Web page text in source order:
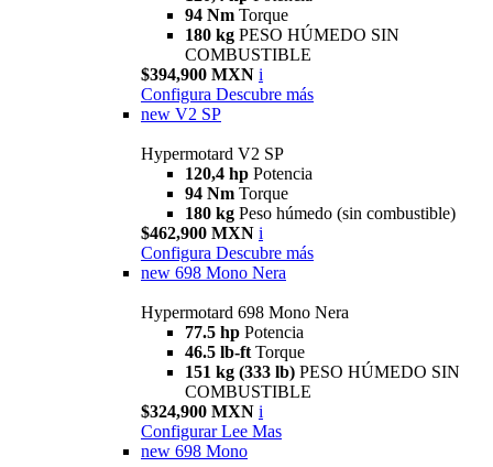
94 Nm Torque
180 kg PESO HÚMEDO SIN
COMBUSTIBLE
$394,900 MXN i
Configura Descubre más
new V2 SP
Hypermotard V2 SP
120,4 hp Potencia
94 Nm Torque
180 kg Peso húmedo (sin combustible)
$462,900 MXN i
Configura Descubre más
new 698 Mono Nera
Hypermotard 698 Mono Nera
77.5 hp Potencia
46.5 lb-ft Torque
151 kg (333 lb) PESO HÚMEDO SIN
COMBUSTIBLE
$324,900 MXN i
Configurar Lee Mas
new 698 Mono